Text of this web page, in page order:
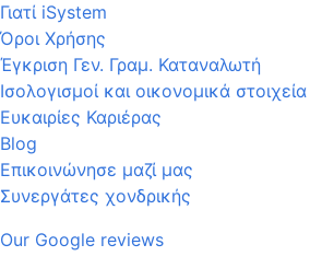
Γιατί iSystem
Όροι Χρήσης
Έγκριση Γεν. Γραμ. Καταναλωτή
Ισολογισμοί και οικονομικά στοιχεία
Ευκαιρίες Καριέρας
Blog
Επικοινώνησε μαζί μας
Συνεργάτες χονδρικής
Our Google reviews